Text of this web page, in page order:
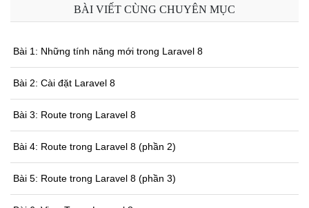
BÀI VIẾT CÙNG CHUYÊN MỤC
Bài 1: Những tính năng mới trong Laravel 8
Bài 2: Cài đặt Laravel 8
Bài 3: Route trong Laravel 8
Bài 4: Route trong Laravel 8 (phần 2)
Bài 5: Route trong Laravel 8 (phần 3)